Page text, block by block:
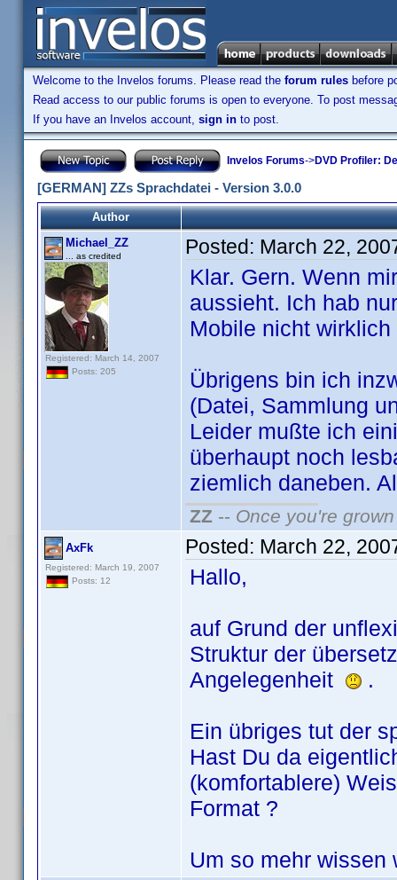
Welcome to the Invelos forums. Please read the forum rules before
Read access to our public forums is open to everyone. To post
If you have an Invelos account, sign in to post.
Invelos Forums->DVD Profiler:
[GERMAN] ZZs Sprachdatei - Version 3.0.0
Author
Michael_ZZ
... as credited
Registered: March 14, 2007
Posts: 205
Posted: March 22,
Klar. Gern. Wenn
aussieht. Ich hab
Mobile nicht wirklich
Übrigens bin ich
(Datei, Sammlung
Leider mußte ich
überhaupt noch
ziemlich daneben.
ZZ -- Once you're
AxFk
Registered: March 19, 2007
Posts: 12
Posted: March 22,
Hallo,
auf Grund der
Struktur der
Angelegenheit
.
Ein übriges tut der
Hast Du da
(komfortablere)
Format ?
Um so mehr